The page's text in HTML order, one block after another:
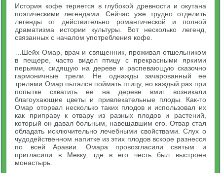
История кофе теряется в глубокой древности и окутана
поэтическими легендами. Сейчас уже трудно отделить
легенды от действительно романтической и полной
драматизма истории культуры. Вот несколько легенд,
связанных с началом употребления кофе.
…Шейх Омар, врач и священник, проживая отшельником
в пещере, часто видел птицу с прекрасными яркими
перьями, сидящую на дереве и распевающую сказочно
гармоничные трели. Не однажды зачарованный ее
трелями Омар пытался поймать птицу, но каждый раз при
попытке схватить ее на дереве вмиг возникали
благоухающие цветы и привлекательные плоды. Как-то
Омар оторвал несколько таких плодов и использовал их
как приправу к отвару из разных плодов и растений,
который он давал больным, навещавшим его. Отвар стал
обладать исключительно лечебными свойствами. Слух о
чудодейственном напитке из этих плодов вскоре разнесся
по всей Аравии. Омара провозгласили святым и
пригласили в Мекку, где в его честь был выстроен
монастырь.